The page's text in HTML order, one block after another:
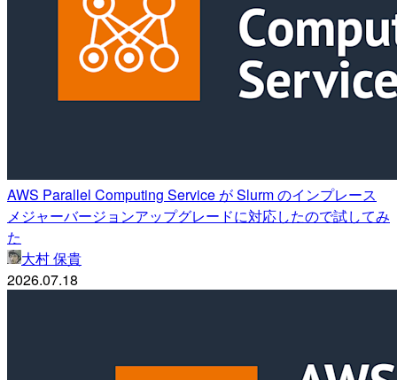
AWS Parallel Computing Service が Slurm のインプレース
メジャーバージョンアップグレードに対応したので試してみ
た
大村 保貴
2026.07.18